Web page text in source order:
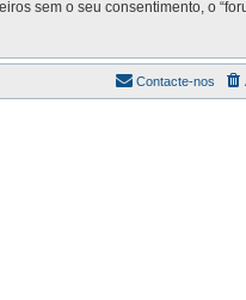
sem o seu consentimento, o
Contacte-nos